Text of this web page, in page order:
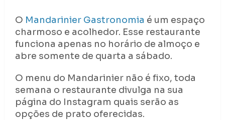
O Mandarinier Gastronomia é um espaço
charmoso e acolhedor. Esse restaurante
funciona apenas no horário de almoço e
abre somente de quarta a sábado.
O menu do Mandarinier não é fixo, toda
semana o restaurante divulga na sua
página do Instagram quais serão as
opções de prato oferecidas.